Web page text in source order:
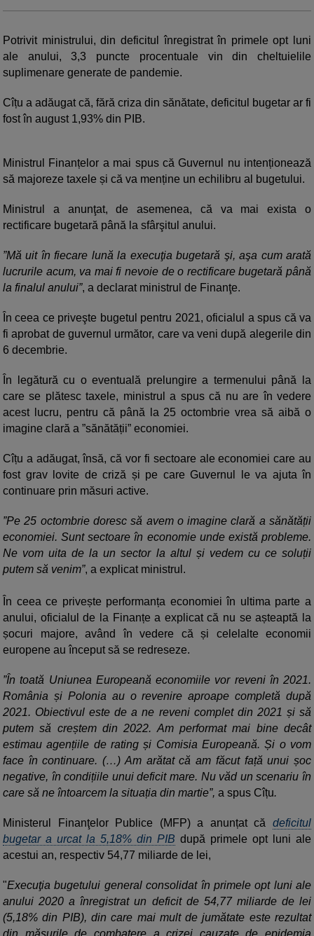
Potrivit ministrului, din deficitul înregistrat în primele opt luni
ale anului, 3,3 puncte procentuale vin din cheltuielile
suplimenare generate de pandemie.
Cîțu a adăugat că, fără criza din sănătate, deficitul bugetar ar fi
fost în august 1,93% din PIB.
Ministrul Finanțelor a mai spus că Guvernul nu intenționează
să majoreze taxele și că va menține un echilibru al bugetului.
Ministrul a anunţat, de asemenea, că va mai exista o
rectificare bugetară până la sfârşitul anului.
”Mă uit în fiecare lună la execuţia bugetară şi, aşa cum arată
lucrurile acum, va mai fi nevoie de o rectificare bugetară până
la finalul anului”, a declarat ministrul de Finanţe.
În ceea ce priveşte bugetul pentru 2021, oficialul a spus că va
fi aprobat de guvernul următor, care va veni după alegerile din
6 decembrie.
În legătură cu o eventuală prelungire a termenului până la
care se plătesc taxele, ministrul a spus că nu are în vedere
acest lucru, pentru că până la 25 octombrie vrea să aibă o
imagine clară a ”sănătății” economiei.
Cîțu a adăugat, însă, că vor fi sectoare ale economiei care au
fost grav lovite de criză și pe care Guvernul le va ajuta în
continuare prin măsuri active.
”Pe 25 octombrie doresc să avem o imagine clară a sănătății
economiei. Sunt sectoare în economie unde există probleme.
Ne vom uita de la un sector la altul și vedem cu ce soluții
putem să venim”, a explicat ministrul.
În ceea ce privește performanța economiei în ultima parte a
anului, oficialul de la Finanțe a explicat că nu se așteaptă la
șocuri majore, având în vedere că și celelalte economii
europene au început să se redreseze.
”În toată Uniunea Europeană economiile vor reveni în 2021.
România și Polonia au o revenire aproape completă după
2021. Obiectivul este de a ne reveni complet din 2021 și să
putem să creștem din 2022. Am performat mai bine decât
estimau agențiile de rating și Comisia Europeană. Și o vom
face în continuare. (…) Am arătat că am făcut față unui șoc
negative, în condițiile unui deficit mare. Nu văd un scenariu în
care să ne întoarcem la situația din martie”, a spus Cîțu.
Ministerul Finanţelor Publice (MFP) a anunțat că deficitul
bugetar a urcat la 5,18% din PIB după primele opt luni ale
acestui an, respectiv 54,77 miliarde de lei,
"Execuţia bugetului general consolidat în primele opt luni ale
anului 2020 a înregistrat un deficit de 54,77 miliarde de lei
(5,18% din PIB), din care mai mult de jumătate este rezultat